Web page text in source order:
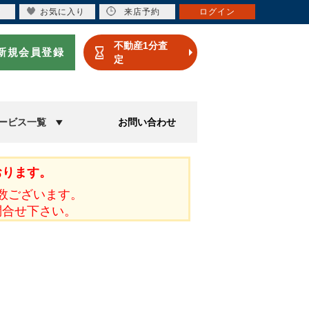
規会員登録
不動産1分査
定
ビス一覧 お問い合わせ
ます。
ざいます。
せ下さい。
お気に入り 来店予約 ログイン